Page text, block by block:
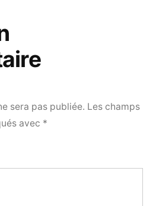
sera pas publiée. Les champs
avec *